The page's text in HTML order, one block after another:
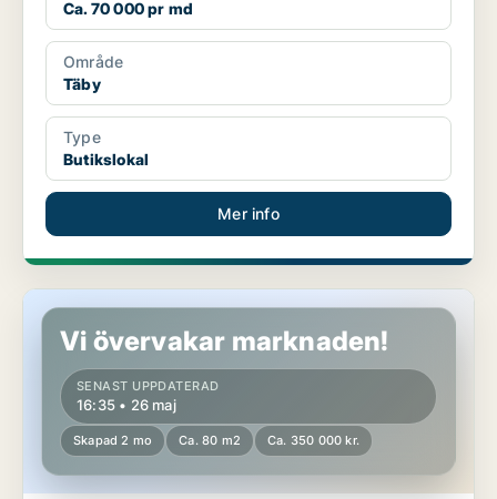
Ca. 70 000 pr md
Område
Täby
Type
Butikslokal
Mer info
Butikslokal i Täby
Vi övervakar marknaden!
SENAST UPPDATERAD
16:35 • 26 maj
Skapad 2 mo Ca. 80 m2 Ca. 350 000 kr.